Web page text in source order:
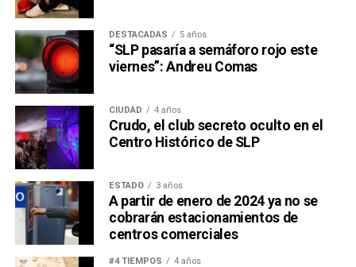
DESTACADAS 5 años
“SLP pasaría a semáforo rojo este
viernes”: Andreu Comas
CIUDAD 4 años
Crudo, el club secreto oculto en el
Centro Histórico de SLP
ESTADO 3 años
A partir de enero de 2024 ya no se
cobrarán estacionamientos de
centros comerciales
#4 TIEMPOS 4 años